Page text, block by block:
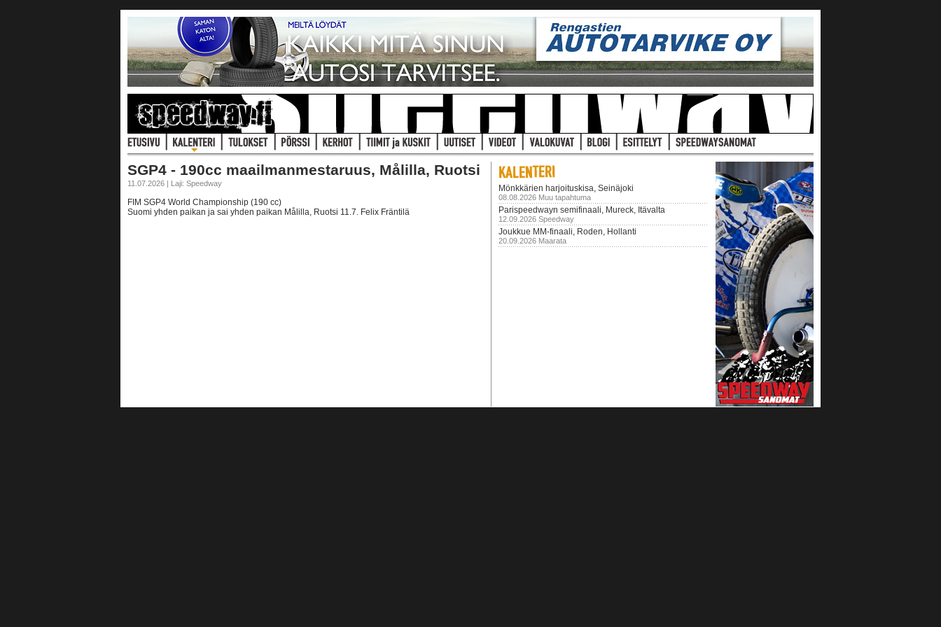
SGP4 - 190cc maailmanmestaruus, Målilla, Ruotsi
11.07.2026 | Laji: Speedway
FIM SGP4 World Championship (190 cc)
Suomi yhden paikan ja sai yhden paikan Målilla, Ruotsi 11.7. Felix Fräntilä
Mönkkärien harjoituskisa, Seinäjoki
08.08.2026 Muu tapahtuma
Parispeedwayn semifinaali, Mureck, Itävalta
12.09.2026 Speedway
Joukkue MM-finaali, Roden, Hollanti
20.09.2026 Maarata